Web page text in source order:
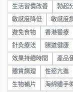
生活習慣改善 勃起
敏感度降低 敏感度
避免食物 香港醫療
針灸療法 腸道健康
效果持續時間 產品
體質調理 性慾亢進
生物補片 海綿體手